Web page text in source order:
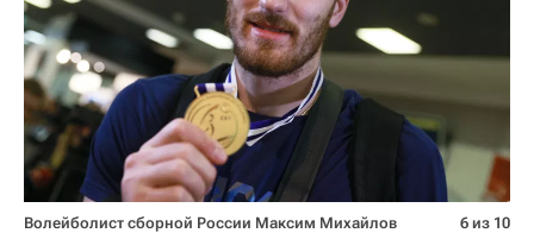
Волейболист сборной России Максим Михайлов
6 из 10